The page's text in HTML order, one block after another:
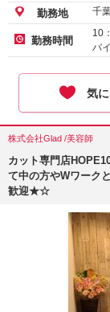
勤務地 千
勤務時間
10
バ
気
株式会社Glad /美容師
カット専門店
て中の方やWワーク
歓迎★☆